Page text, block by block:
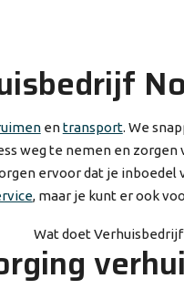
entransport. We
weg te nemen en
ervoor dat je inboedel
, maar je kunt er ook